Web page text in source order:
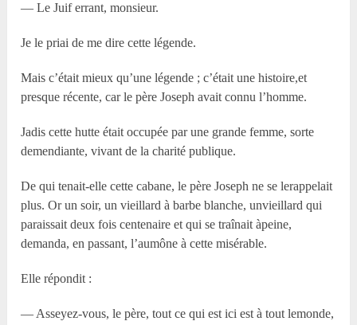
— Le Juif errant, monsieur.
Je le priai de me dire cette légende.
Mais c’était mieux qu’une légende ; c’était une histoire,et
presque récente, car le père Joseph avait connu l’homme.
Jadis cette hutte était occupée par une grande femme, sorte
demendiante, vivant de la charité publique.
De qui tenait-elle cette cabane, le père Joseph ne se lerappelait
plus. Or un soir, un vieillard à barbe blanche, unvieillard qui
paraissait deux fois centenaire et qui se traînait àpeine,
demanda, en passant, l’aumône à cette misérable.
Elle répondit :
— Asseyez-vous, le père, tout ce qui est ici est à tout lemonde,